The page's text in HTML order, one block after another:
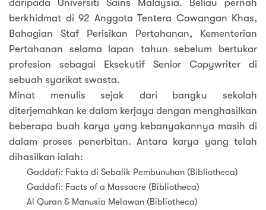
daripada Universiti Sains Malaysia. Beliau pernah
berkhidmat di 92 Anggota Tentera Cawangan Khas,
Bahagian Staf Perisikan Pertahanan, Kementerian
Pertahanan selama lapan tahun sebelum bertukar
profesion sebagai Eksekutif Senior Copywriter di
sebuah syarikat swasta.
Minat menulis sejak dari bangku sekolah
diterjemahkan ke dalam kerjaya dengan menghasilkan
beberapa buah karya yang kebanyakannya masih di
dalam proses penerbitan. Antara karya yang telah
dihasilkan ialah:
Gaddafi: Fakta di Sebalik Pembunuhan (Bibliotheca)
Gaddafi: Facts of a Massacre (Bibliotheca)
Al Quran & Manusia Melawan (Bibliotheca)